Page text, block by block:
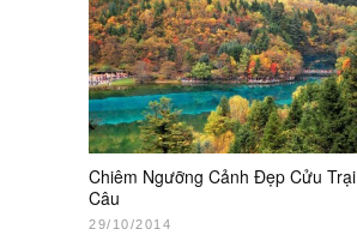
Chiêm Ngưỡng Cảnh Đẹp Cửu Trại
Câu
29/10/2014